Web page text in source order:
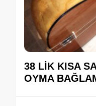
38 LİK KISA
OYMA